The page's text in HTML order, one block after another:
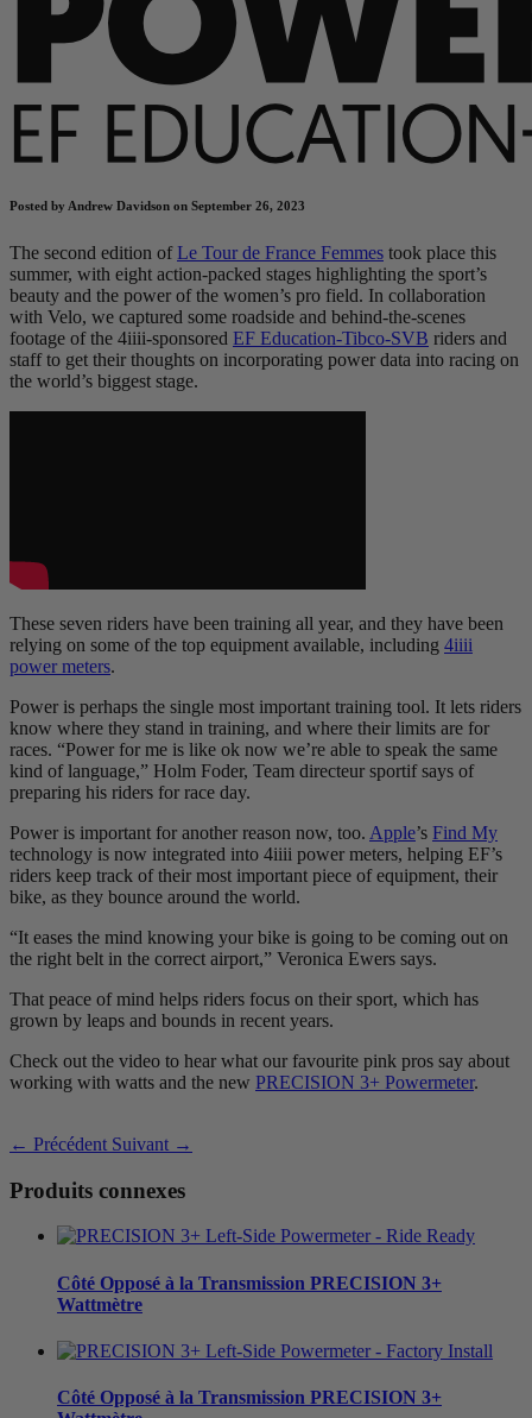
Posted by Andrew Davidson on September 26, 2023
The second edition ofLe Tour de France Femmes took place this
summer, with eight action-packed stages highlighting the sport’s
beauty and the power of the women’s pro field. In collaboration
with Velo, we captured some roadside and behind-the-scenes
footage of the 4iiii-sponsored EF Education-Tibco-SVB riders and
staff to get their thoughts on incorporating power data into racing on
the world’s biggest stage.
These seven riders have been training all year, and they have been
relying on some of the top equipment available, including 4iiii
power meters.
Power is perhaps the single most important training tool. It lets riders
know where they stand in training, and where their limits are for
races. “Power for me is like ok now we’re able to speak the same
kind of language,” Holm Foder, Team directeur sportif says of
preparing his riders for race day.
Power is important for another reason now, too. Apple’s Find My
technology is now integrated into 4iiii power meters, helping EF’s
riders keep track of their most important piece of equipment, their
bike, as they bounce around the world.
“It eases the mind knowing your bike is going to be coming out on
the right belt in the correct airport,” Veronica Ewers says.
That peace of mind helps riders focus on their sport, which has
grown by leaps and bounds in recent years.
Check out the video to hear what our favourite pink pros say about
working with watts and the new PRECISION 3+ Powermeter.
← Précédent Suivant →
Produits connexes
Côté Opposé à la Transmission PRECISION 3+
Wattmètre
Côté Opposé à la Transmission PRECISION 3+